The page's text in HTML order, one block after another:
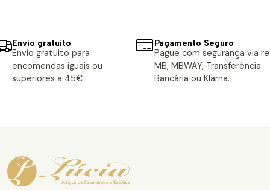
Envio gratuito
Envio gratuito para
encomendas iguais ou
superiores a 45€
Pagamento Seguro
Pague com segurança via
MB, MBWAY, Transferência
Bancária ou Klarna.